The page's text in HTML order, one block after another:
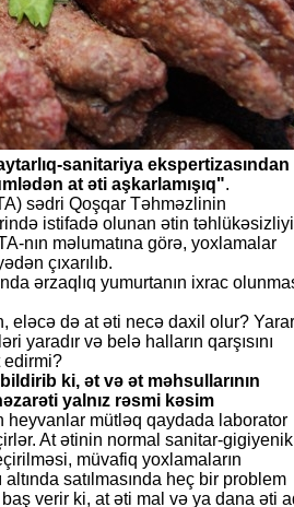
sanitariya ekspertizasından
at əti aşkarlamışıq".
sədri Qoşqar Təhməzlinin
istifadə olunan ətin
nın məlumatına görə, yoxlamalar
çıxarılıb.
eləcə də at əti necə daxil olur?
yaradır və belə halların qarşısını
edirmi?
ki, ət və ət məhsullarının
yalnız rəsmi kəsim
heyvanlar mütləq qaydada laborator
At ətinin normal sanitar-gigiyenik
müvafiq yoxlamaların
satılmasında heç bir problem
verir ki, at əti mal və ya dana əti